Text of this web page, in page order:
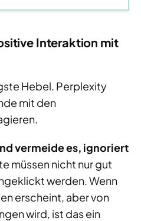
Interaktion mit
Hebel. Perplexity
mit den
vermeide es, ignoriert
müssen nicht nur gut
werden. Wenn
erscheint, aber von
wird, ist das ein